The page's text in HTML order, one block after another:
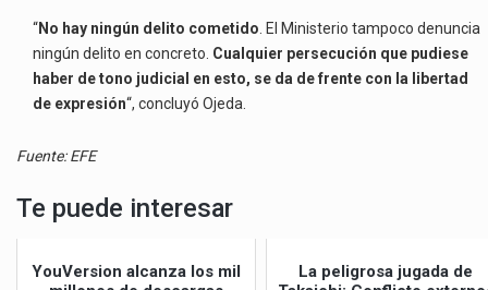
“No hay ningún delito cometido . El Ministerio tampoco denuncia
ningún delito en concreto. Cualquier persecución que pudiese
haber de tono judicial en esto, se da de frente con la libertad
de expresión“, concluyó Ojeda.
Fuente: EFE
Te puede interesar
YouVersion alcanza los mil
La peligrosa jugada de